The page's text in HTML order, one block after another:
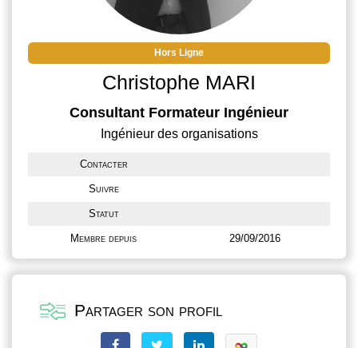
Hors Ligne
Christophe MARI
Consultant Formateur Ingénieur
Ingénieur des organisations
Contacter
Suivre
Statut
Membre depuis 29/09/2016
Partager son profil